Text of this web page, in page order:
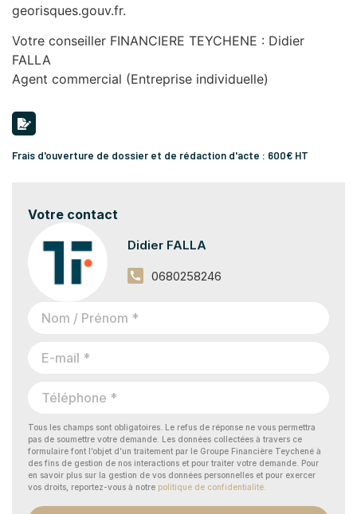
georisques.gouv.fr.
Votre conseiller FINANCIERE TEYCHENE : Didier
FALLA
Agent commercial (Entreprise individuelle)
Frais d'ouverture de dossier et de rédaction d'acte : 600€ HT
Votre contact
Didier FALLA
0680258246
Tous les champs sont obligatoires. Le refus de réponse ne vous permettra
pas de soumettre votre demande. Les données collectées à travers ce
formulaire font l’objet d’un traitement par le Groupe Financière Teychené à
des fins de gestion de nos interactions et pour traiter votre demande. Pour
en savoir plus sur la gestion de vos données personnelles et pour exercer
vos droits, reportez-vous à notre politique de confidentialité.